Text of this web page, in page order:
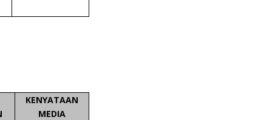
KENYATAAN
MEDIA